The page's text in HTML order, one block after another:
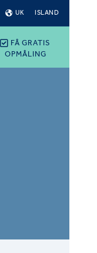
UK ISLAND
FÅ GRATIS
OPMÅLING